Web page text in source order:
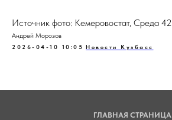
Источник фото: Кемеровостат, Среда 42
Андрей Морозов
2026-04-10 10:05 Новости Кузбасс
ГЛАВНАЯ СТРАНИЦА